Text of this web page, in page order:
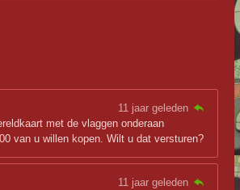
11 jaar geleden
met de vlaggen onderaan
van u willen kopen. Wilt u dat versturen?
11 jaar geleden